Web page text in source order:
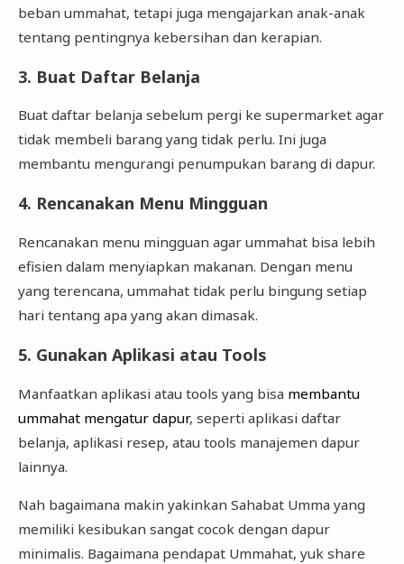
beban ummahat, tetapi juga mengajarkan anak-anak
tentang pentingnya kebersihan dan kerapian.
3. Buat Daftar Belanja
Buat daftar belanja sebelum pergi ke supermarket agar
tidak membeli barang yang tidak perlu. Ini juga
membantu mengurangi penumpukan barang di dapur.
4. Rencanakan Menu Mingguan
Rencanakan menu mingguan agar ummahat bisa lebih
efisien dalam menyiapkan makanan. Dengan menu
yang terencana, ummahat tidak perlu bingung setiap
hari tentang apa yang akan dimasak.
5. Gunakan Aplikasi atau Tools
Manfaatkan aplikasi atau tools yang bisa membantu
ummahat mengatur dapur, seperti aplikasi daftar
belanja, aplikasi resep, atau tools manajemen dapur
lainnya.
Nah bagaimana makin yakinkan Sahabat Umma yang
memiliki kesibukan sangat cocok dengan dapur
minimalis. Bagaimana pendapat Ummahat, yuk share